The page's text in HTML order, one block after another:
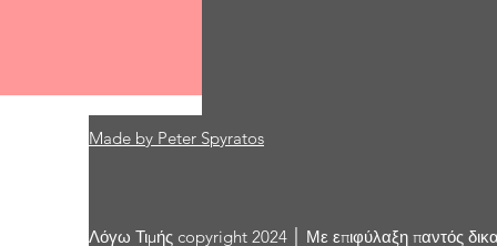
Comments
Made by Peter Spyratos
Λόγω Τιμής copyright 2024 │ Με επιφύλαξη παντός